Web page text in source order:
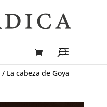
/ La cabeza de Goya